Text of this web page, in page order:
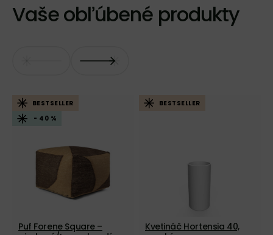
Vaše obľúbené produkty
BESTSELLER
- 40 %
Puf Forene Square –
BESTSELLER
Kvetináč Hortensia 40,